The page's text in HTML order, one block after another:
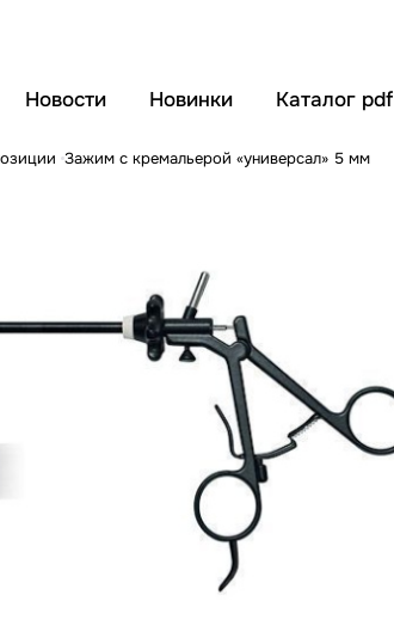
Новости Новинки Каталог pdf
Зажим с кремальерой «универсал» 5 мм